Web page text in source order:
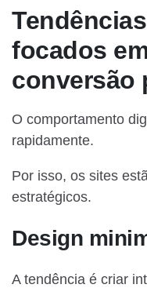
focados
conversão
O comportamento
rapidamente.
Por isso, os sites
estratégicos.
Design
A tendência é criar